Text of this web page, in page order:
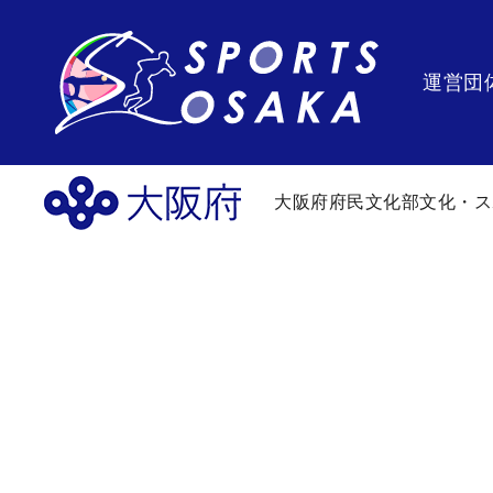
運営団
大阪府府民文化部文化・